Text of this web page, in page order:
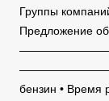
Группы
Предложение
бензин • Время